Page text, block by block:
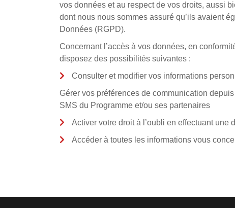
vos données et au respect de vos droits, aussi
dont nous nous sommes assuré qu’ils avaient
Données (RGPD).
Concernant l’accès à vos données, en
disposez des possibilités suivantes :
Consulter et modifier vos informations
Gérer vos préférences de communication
SMS du Programme et/ou ses partenaires
Activer votre droit à l’oubli en effectuant une
Accéder à toutes les informations vous